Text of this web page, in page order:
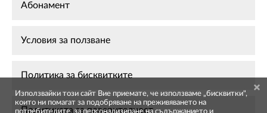
Абонамент
Условия за ползване
Политика за бисквитките
Политиката за поверителност
Използвайки този сайт Вие приемате, че използваме „бисквитки",
които ни помагат за подобряване на преживяването на